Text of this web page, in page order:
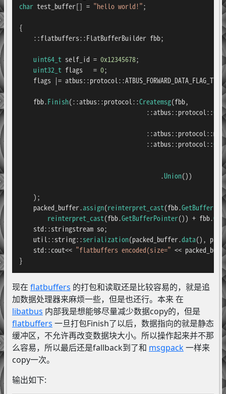
char test_buffer[] = "hello world!";
{
    ::flatbuffers::FlatBufferBuilder fbb;
uint64_t self_id = 0x12345678;
uint32_t flags   = 0;
flags |=
    fbb.
Finish(::atbus::protocol::Createmsg(fbb,
                                    ::atbus::protocol::
                                    ::atbus::protocol::
                                        .
Union())
    );
    packed_buffer.
assign(reinterpret_cast(fbb.
reinterpret_cast(fbb.GetBufferPointer()) + fbb.
    std::stringstream so;
    util::string::
serialization(packed_buffer.data(),
    std::cout<<
"flatbuffers encoded(size=" <<
}
现在 flatbuffers 的打包和读取还是比较容易的，就是追
加数据处理器来麻烦一些，但是也还行。本来 在
libatbus 内部我是想能够尽量减少数据copy的，但是
flatbuffers 一旦打包Finish了以后，数据指向的就是静态
缓冲区，不允许再改变数据块大小。所以操作起来并不那
么容易，所以最后还是fallback到了和 msgpack一样来
copy一次。
输出如下: